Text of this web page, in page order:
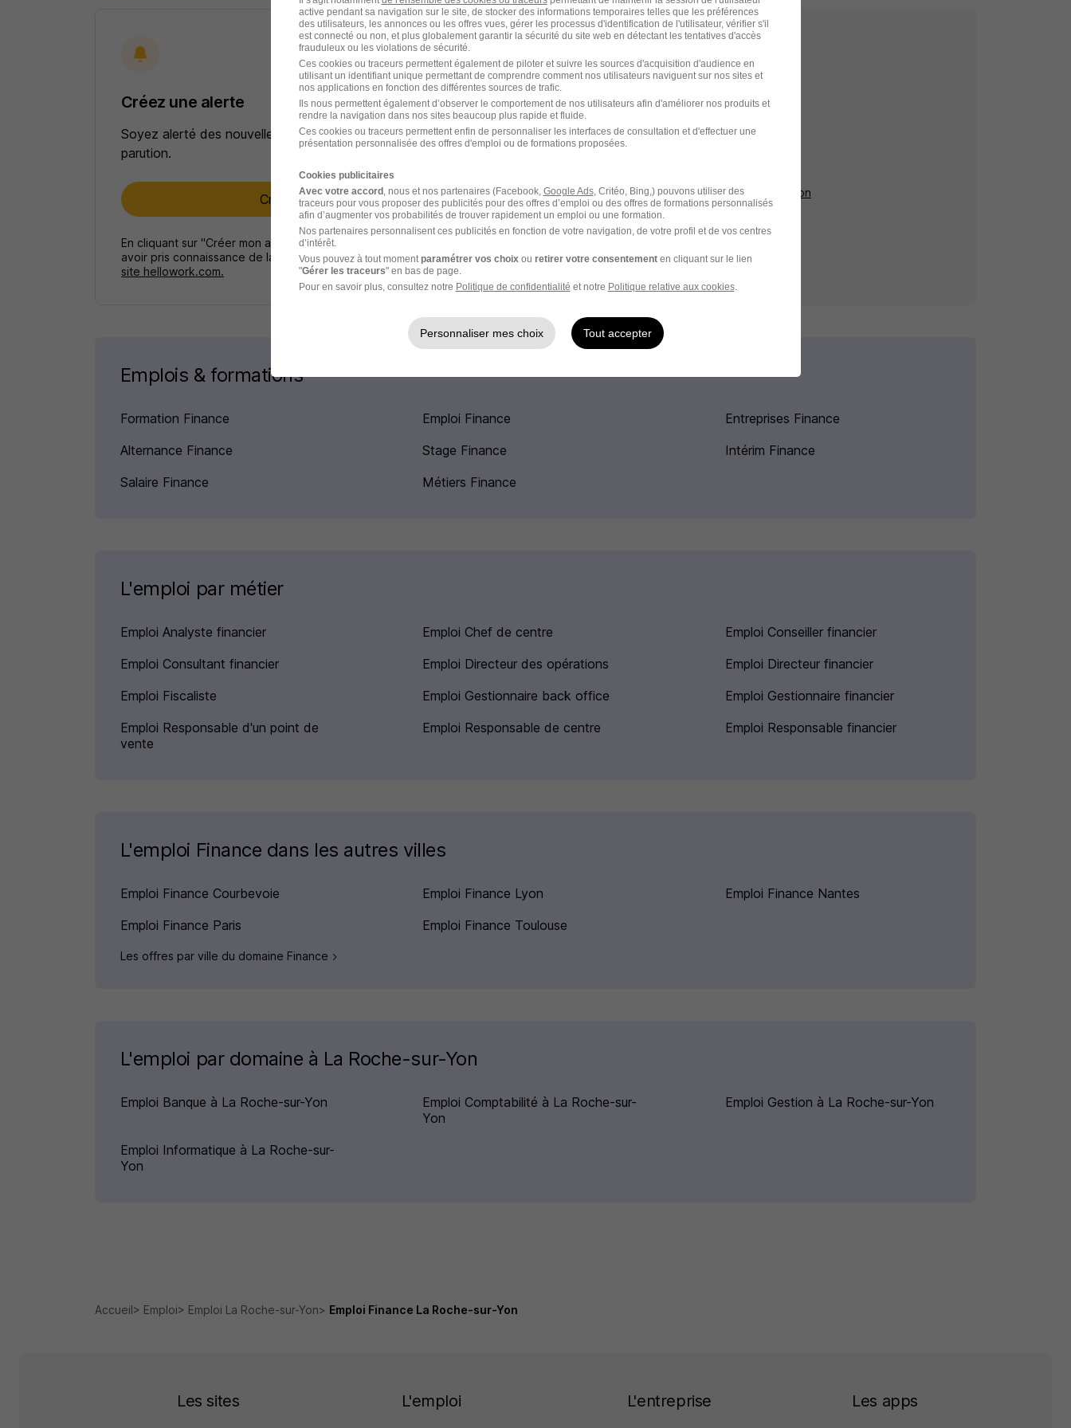
Créez une alerte
Soyez alerté des nouvelles offres pour cette recherche dès leur
parution.
Créer mon alerte
En cliquant sur "Créer mon alerte", vous acceptez les
avoir pris connaissance de la
politique de protection des données du
site hellowork.com.
Élargissez votre recherche
Emploi Finance La Roche-sur-Yon
Entreprises qui recrutent à La Roche-sur-Yon
Emplois & formations
Formation Finance Emploi Finance
Entreprises Finance
Alternance Finance
Stage Finance
Intérim Finance
Salaire Finance
Métiers Finance
L'emploi par métier
Emploi Analyste financier Emploi Chef de centre
Emploi Conseiller financier
Emploi Consultant financier
Emploi Directeur des opérations
Emploi Directeur financier
Emploi Fiscaliste
Emploi Gestionnaire back office
Emploi Gestionnaire financier
Emploi Responsable d'un point de
vente
Emploi Responsable de centre Emploi Responsable financier
L'emploi Finance dans les autres villes
Emploi Finance Courbevoie Emploi Finance Lyon
Emploi Finance Nantes
Emploi Finance Paris
Emploi Finance Toulouse
Les offres par ville du domaine Finance
L'emploi par domaine à La Roche-sur-Yon
Emploi Banque à La Roche-sur-Yon
Emploi Comptabilité à La Roche-sur-
Yon
Emploi Gestion à La Roche-sur-Yon
Emploi Informatique à La Roche-sur-
Yon
Accueil Emploi Emploi La Roche-sur-Yon Emploi Finance La Roche-sur-Yon
Les sites L'emploi L'entreprise Les apps
active pendant sa navigation sur le site, de stocker des informations temporaires telles que les préférences
des utilisateurs, les annonces ou les offres vues, gérer les processus d'identification de l'utilisateur, vérifier s'il
est connecté ou non, et plus globalement garantir la sécurité du site web en détectant les tentatives d'accès
frauduleux ou les violations de sécurité.
Ces cookies ou traceurs permettent également de piloter et suivre les sources d'acquisition d'audience en
utilisant un identifiant unique permettant de comprendre comment nos utilisateurs naviguent sur nos sites et
nos applications en fonction des différentes sources de trafic.
Ils nous permettent également d’observer le comportement de nos utilisateurs afin d'améliorer nos produits et
rendre la navigation dans nos sites beaucoup plus rapide et fluide.
Ces cookies ou traceurs permettent enfin de personnaliser les interfaces de consultation et d'effectuer une
présentation personnalisée des offres d'emploi ou de formations proposées.
Cookies publicitaires
Avec votre accord, nous et nos partenaires (Facebook, Google Ads, Critéo, Bing,) pouvons utiliser des
traceurs pour vous proposer des publicités pour des offres d’emploi ou des offres de formations personnalisés
afin d’augmenter vos probabilités de trouver rapidement un emploi ou une formation.
Nos partenaires personnalisent ces publicités en fonction de votre navigation, de votre profil et de vos centres
d’intérêt.
Vous pouvez à tout moment paramétrer vos choix ou retirer votre consentementen cliquant sur le lien
"Gérer les traceurs" en bas de page.
Pour en savoir plus, consultez notre Politique de confidentialité et notre Politique relative aux cookies.
Personnaliser mes choix Tout accepter